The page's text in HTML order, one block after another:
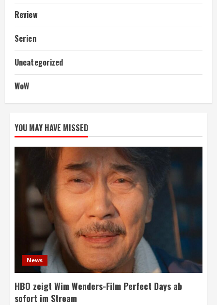
Review
Serien
Uncategorized
WoW
YOU MAY HAVE MISSED
News
HBO zeigt Wim Wenders-Film Perfect Days ab
sofort im Stream